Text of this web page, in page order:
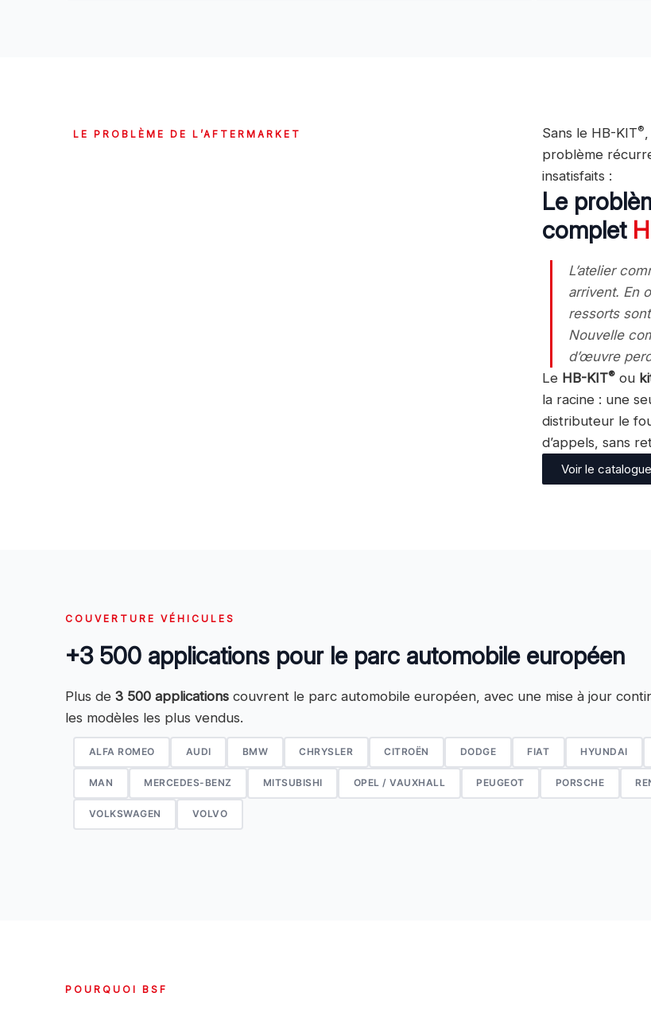
LE PROBLÈME DE L’AFTERMARKET Sans le HB-KIT®
problème
insatisfaits :
Le
complet
L’atelier
arrivent. En
ressorts
Nouvelle
d’œuvre
Le HB-KIT® ou
la racine : une
distributeur le
d’appels, sans
Voir le
COUVERTURE VÉHICULES
+3 500 applications pour le parc automobile européen
Plus de 3 500 applications couvrent le parc automobile européen, avec une mise à jour
les modèles les plus vendus.
ALFA ROMEO AUDI BMW CHRYSLER CITROËN DODGE FIAT HYUNDAI
MAN MERCEDES-BENZ MITSUBISHI OPEL / VAUXHALL PEUGEOT PORSCHE
VOLKSWAGEN VOLVO
POURQUOI BSF